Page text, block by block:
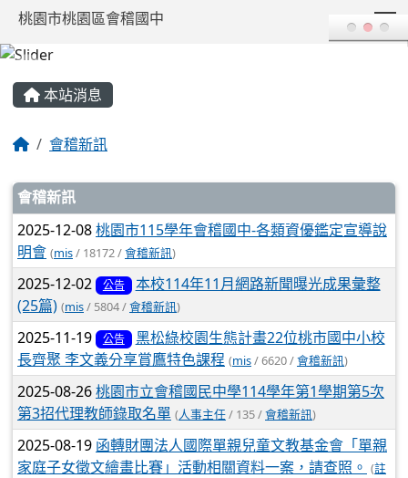
桃園市桃園區會稽國中
本站消息
會稽新訊
文章列表
會稽新訊
2025-12-08桃園市115學年會稽國中-各類資優鑑定宣導說
明會 (mis/ 18172 /會稽新訊)
2025-12-02 公告
本校114年11月網路新聞曝光成果彙整
(25篇) (mis/ 5804 /會稽新訊)
2025-11-19 公告
黑松綠校園生態計畫22位桃市國中小校
長齊聚 李文義分享賞鷹特色課程 (mis/ 6620 /會稽新訊)
2025-08-26桃園市立會稽國民中學114學年第1學期第5次
第3招代理教師錄取名單 (人事主任/ 135 /會稽新訊)
2025-08-19 函轉財團法人國際單親兒童文教基金會「單親
家庭子女徵文繪畫比賽」活動相關資料一案，請查照。 (註